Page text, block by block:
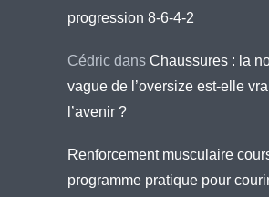
progression 8-6-4-2
Cédric dans Chaussures : la
vague de l’oversize est-elle
l’avenir ?
Renforcement musculaire
programme pratique pour